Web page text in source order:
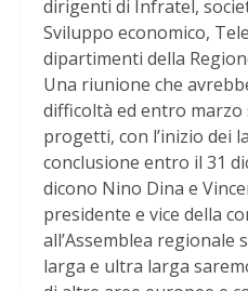
dirigenti di Infratel,
Sviluppo economico,
dipartimenti della
Una riunione che
difficoltà ed entro
progetti, con l’inizio dei
conclusione entro il 31
dicono Nino Dina e
presidente e vice della
all’Assemblea regionale
larga e ultra larga